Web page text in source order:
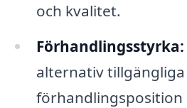
och kvalitet.
Förhandlingsstyrka:
alternativ